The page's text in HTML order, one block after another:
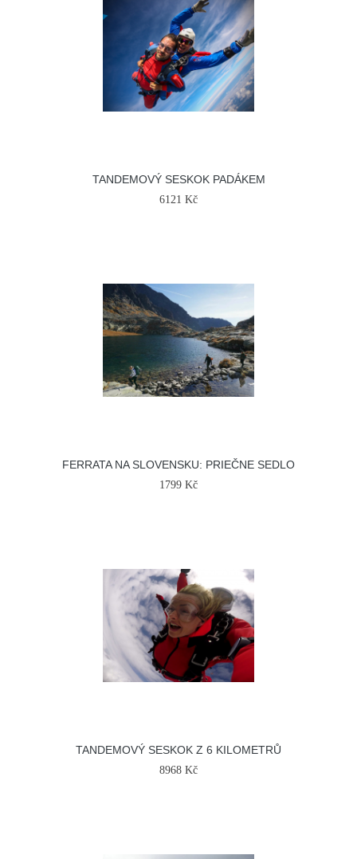
TANDEMOVÝ SESKOK PADÁKEM
6121 Kč
FERRATA NA SLOVENSKU: PRIEČNE SEDLO
1799 Kč
TANDEMOVÝ SESKOK Z 6 KILOMETRŮ
8968 Kč